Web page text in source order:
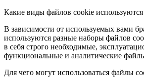
Какие виды файлов cookie используются
В зависимости от используемых вами
используются разные наборы файлов
в себя строго необходимые,
функциональные и аналитические
Для чего могут использоваться файлы